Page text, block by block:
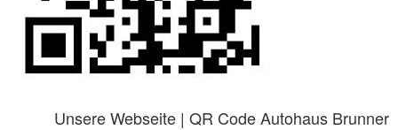
Unsere Webseite | QR Code Autohaus Brunner